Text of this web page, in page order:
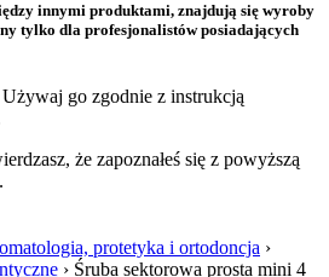
innymi produktami, znajdują się wyroby
tylko dla profesjonalistów posiadających
go zgodnie z instrukcją
że zapoznałeś się z powyższą
protetyka i ortodoncja ›
› Śruba sektorowa prosta mini 4